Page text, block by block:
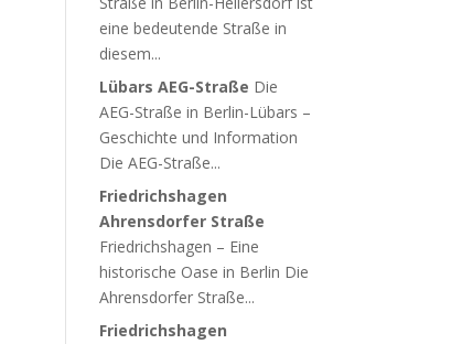
eine bedeutende Straße in
diesem...
Lübars AEG-Straße Die
AEG-Straße in Berlin-Lübars –
Geschichte und Information
Die AEG-Straße...
Friedrichshagen
Ahrensdorfer Straße
Friedrichshagen – Eine
historische Oase in Berlin Die
Ahrensdorfer Straße...
Friedrichshagen